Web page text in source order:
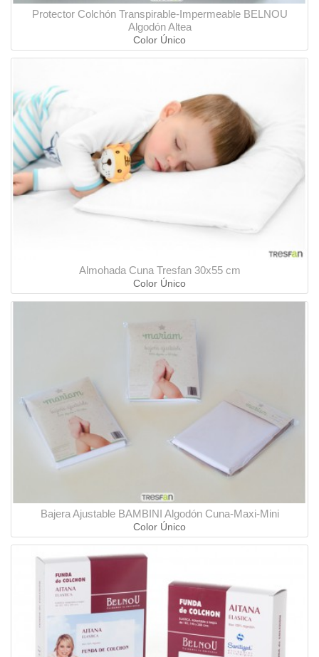
Protector Colchón Transpirable-Impermeable BELNOU
Algodón Altea
Color Único
Almohada Cuna Tresfan 30x55 cm
Color Único
Bajera Ajustable BAMBINI Algodón Cuna-Maxi-Mini
Color Único